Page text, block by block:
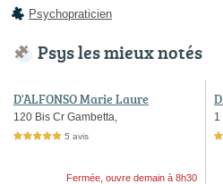
Psychopraticien
Psys les mieux notés
D'ALFONSO Marie Laure
120 Bis Cr Gambetta,
5,0 étoiles sur 5 5 avis
Fermée, ouvre demain à 8h30
1